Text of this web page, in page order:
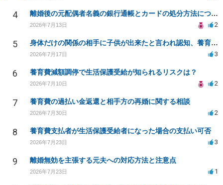
4 離婚後の元配偶者名義の銀行通帳とカードの処分方法について
2026年7月13日 2
5 身体だけの関係の相手に子供が出来たと言われ認知、養育費を要求されているが自身の子供か分からない
2026年7月17日 3
6 養育費減額調停で生活保護受給が知られるリスクは？
2026年7月10日 2
7 養育費の過払い金返還と相手方の再婚に関する相談
2026年7月30日 2
8 養育費支払者が生活保護受給者になった場合の支払い可否
2026年7月23日 3
9 離婚無効を主張する元夫への対応方法と注意点
2026年7月23日 1